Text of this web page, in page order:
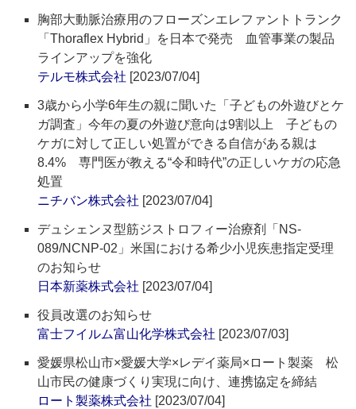
胸部大動脈治療用のフローズンエレファントトランク
「Thoraflex Hybrid」を日本で発売 血管事業の製品
ラインアップを強化
テルモ株式会社 [2023/07/04]
3歳から小学6年生の親に聞いた「子どもの外遊びとケ
ガ調査」今年の夏の外遊び意向は9割以上 子どもの
ケガに対して正しい処置ができる自信がある親は
8.4% 専門医が教える“令和時代”の正しいケガの応急
処置
ニチバン株式会社 [2023/07/04]
デュシェンヌ型筋ジストロフィー治療剤「NS-
089/NCNP-02」米国における希少小児疾患指定受理
のお知らせ
日本新薬株式会社 [2023/07/04]
役員改選のお知らせ
富士フイルム富山化学株式会社 [2023/07/03]
愛媛県松山市×愛媛大学×レデイ薬局×ロート製薬 松
山市民の健康づくり実現に向け、連携協定を締結
ロート製薬株式会社 [2023/07/04]